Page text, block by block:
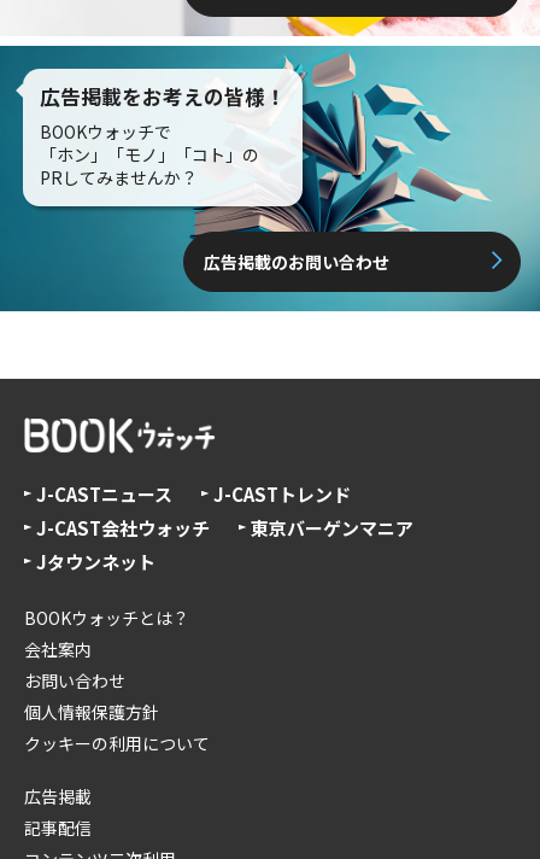
広告掲載をお考えの皆様！
BOOKウォッチで
「ホン」「モノ」「コト」の
PRしてみませんか？
広告掲載のお問い合わせ
J-CASTニュース
J-CASTトレンド
J-CAST会社ウォッチ
東京バーゲンマニア
Jタウンネット
BOOKウォッチとは？
会社案内
お問い合わせ
個人情報保護方針
クッキーの利用について
広告掲載
記事配信